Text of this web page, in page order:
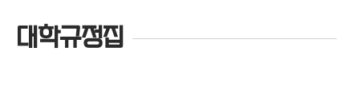
대학규정집